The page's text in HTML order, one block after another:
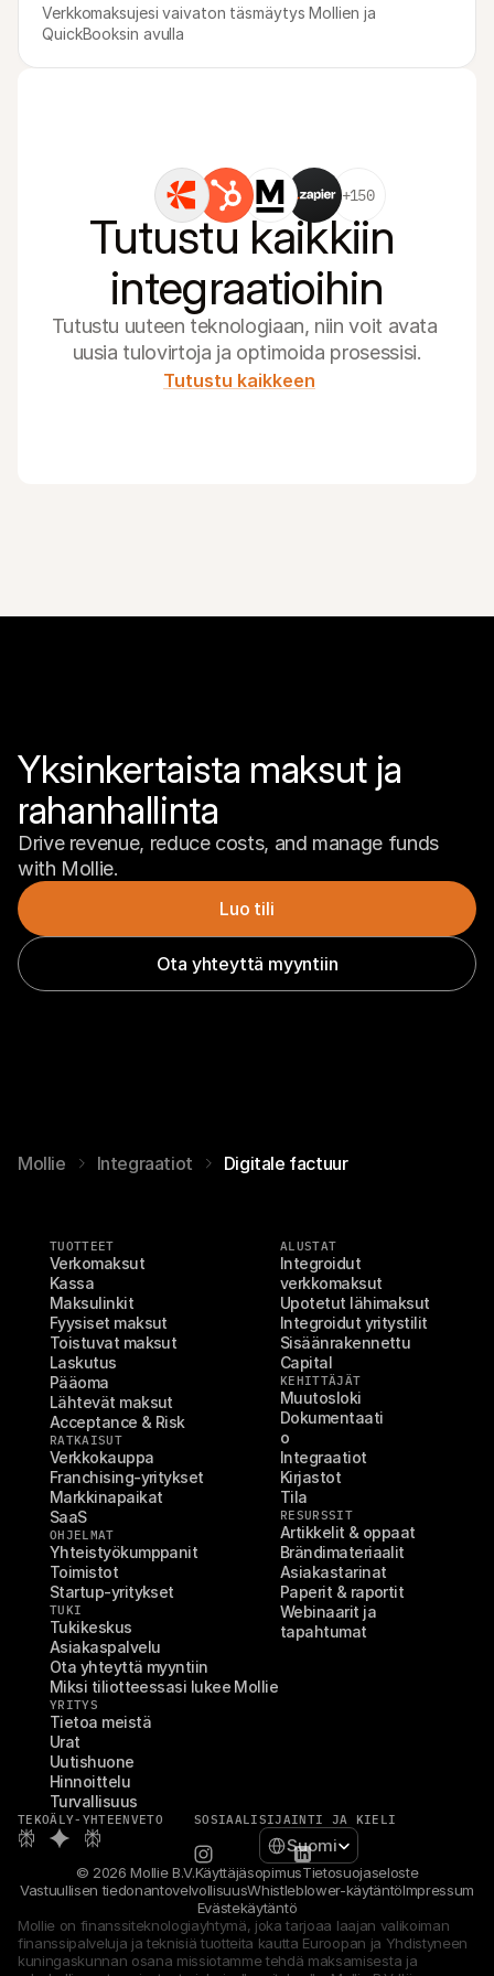
Verkkomaksujesi vaivaton täsmäytys Mollien ja
QuickBooksin avulla
+150
Tutustu kaikkiin
integraatioihin
Tutustu uuteen teknologiaan, niin voit avata
uusia tulovirtoja ja optimoida prosessisi.
Tutustu kaikkeen
Yksinkertaista maksut ja
rahanhallinta
Drive revenue, reduce costs, and manage funds
with Mollie.
Luo tili
Ota yhteyttä myyntiin
Mollie Integraatiot Digitale factuur
TUOTTEET
Verkomaksut
Kassa
Maksulinkit
Fyysiset maksut
Toistuvat maksut
Laskutus
Pääoma
Lähtevät maksut
Acceptance & Risk
RATKAISUT
Verkkokauppa
Franchising-yritykset
Markkinapaikat
SaaS
OHJELMAT
Yhteistyökumppanit
Toimistot
Startup-yritykset
TUKI
Tukikeskus
Asiakaspalvelu
Ota yhteyttä myyntiin
Miksi tiliotteessasi lukee Mollie
YRITYS
Tietoa meistä
Urat
Uutishuone
Hinnoittelu
Turvallisuus
ALUSTAT
Integroidut
verkkomaksut
Upotetut lähimaksut
Integroidut yritystilit
Sisäänrakennettu
Capital
KEHITTÄJÄT
Muutosloki
Dokumentaati
o
Integraatiot
Kirjastot
Tila
RESURSSIT
Artikkelit & oppaat
Brändimateriaalit
Asiakastarinat
Paperit & raportit
Webinaarit ja
tapahtumat
TEKOÄLY-YHTEENVETO SOSIAALISIJAINTI JA KIELI
Select Language
Suomi
© 2026 Mollie B.V.KäyttäjäsopimusTietosuojaseloste
Vastuullisen tiedonantovelvollisuusWhistleblower-käytäntöImpressum
Evästekäytäntö
Mollie on finanssiteknologiayhtymä, joka tarjoaa laajan valikoiman
finanssipalveluja ja teknisiä tuotteita kautta Euroopan ja Yhdistyneen
kuningaskunnan osana missiotamme tehdä maksamisesta ja